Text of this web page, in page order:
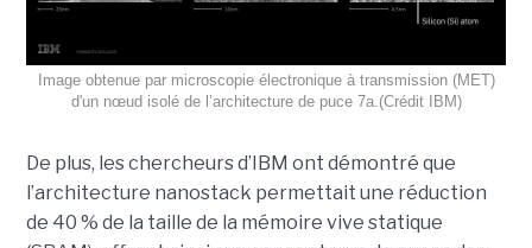
Image obtenue par microscopie électronique à transmission (MET)
d'un nœud isolé de l’architecture de puce 7a.(Crédit IBM)
De plus, les chercheurs d’IBM ont démontré que
l’architecture nanostack permettait une réduction
de 40 % de la taille de la mémoire vive statique